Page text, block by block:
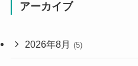
アーカイブ
2026年8月 (5)